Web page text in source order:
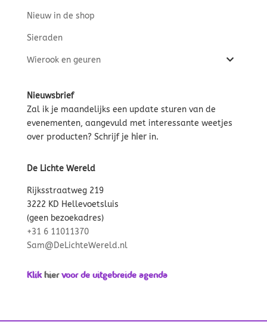
Nieuw in de shop
Sieraden
Wierook en geuren
Nieuwsbrief
Zal ik je maandelijks een update sturen van de
evenementen, aangevuld met interessante weetjes
over producten? Schrijf je hierin.
De Lichte Wereld
Rijksstraatweg 219
3222 KD Hellevoetsluis
(geen bezoekadres)
+31 6 11011370
Sam@DeLichteWereld.nl
Klikhiervoor de uitgebreide agenda